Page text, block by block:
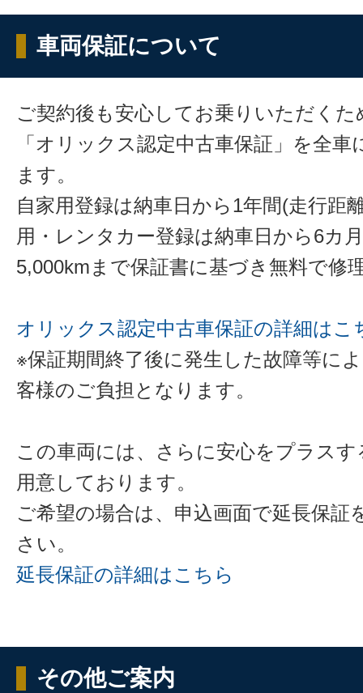
車両保証について
ご契約後も安心してお乗りいただくた
「オリックス認定中古車保証」を全
ます。
自家用登録は納車日から1年間(走行距
用・レンタカー登録は納車日から6カ
5,000kmまで保証書に基づき無料で修
オリックス認定中古車保証の詳細はこ
※保証期間終了後に発生した故障等に
客様のご負担となります。
この車両には、さらに安心をプラス
用意しております。
ご希望の場合は、申込画面で延長保証
さい。
延長保証の詳細はこちら
その他ご案内